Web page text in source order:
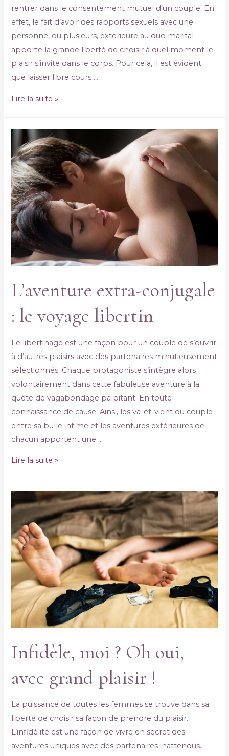
rentrer dans le consentement mutuel d’un couple. En
effet, le fait d’avoir des rapports sexuels avec une
personne, ou plusieurs, extérieure au duo marital
apporte la grande liberté de choisir à quel moment le
plaisir s’invite dans le corps. Pour cela, il est évident
que laisser libre cours …
Lire la suite »
L’aventure extra-conjugale
: le voyage libertin
Le libertinage est une façon pour un couple de s’ouvrir
à d’autres plaisirs avec des partenaires minutieusement
sélectionnés. Chaque protagoniste s’intègre alors
volontairement dans cette fabuleuse aventure à la
quête de vagabondage palpitant. En toute
connaissance de cause. Ainsi, les va-et-vient du couple
entre sa bulle intime et les aventures extérieures de
chacun apportent une …
Lire la suite »
Infidèle, moi ? Oh oui,
avec grand plaisir !
La puissance de toutes les femmes se trouve dans sa
liberté de choisir sa façon de prendre du plaisir.
L’infidélité est une façon de vivre en secret des
aventures uniques avec des partenaires inattendus.